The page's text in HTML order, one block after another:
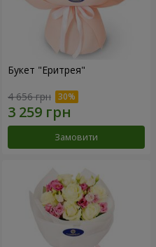
Букет "Еритрея"
4 656 грн
Замовити